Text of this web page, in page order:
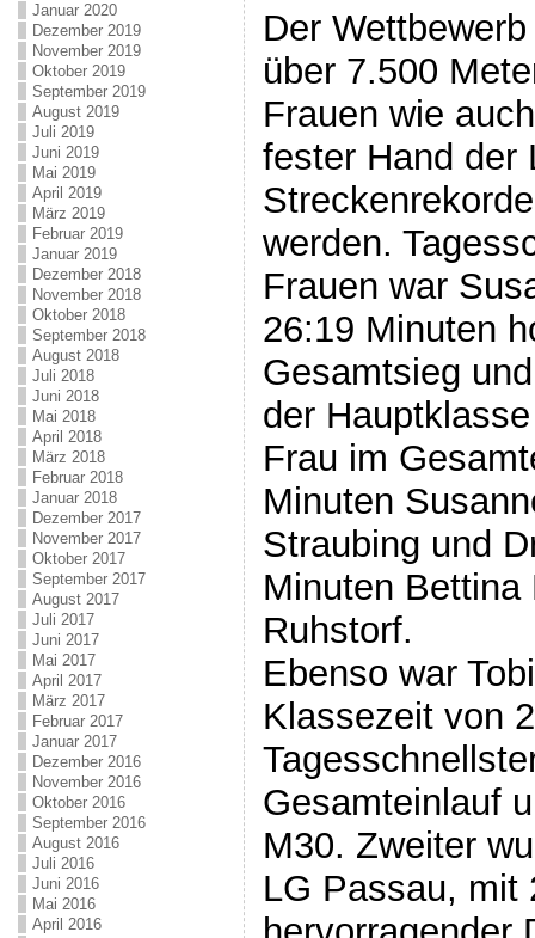
Januar 2020
Dezember 2019
November 2019
Oktober 2019
September 2019
August 2019
Juli 2019
Juni 2019
Mai 2019
April 2019
März 2019
Februar 2019
Januar 2019
Dezember 2018
November 2018
Oktober 2018
September 2018
August 2018
Juli 2018
Juni 2018
Mai 2018
April 2018
März 2018
Februar 2018
Januar 2018
Dezember 2017
November 2017
Oktober 2017
September 2017
August 2017
Juli 2017
Juni 2017
Mai 2017
April 2017
März 2017
Februar 2017
Januar 2017
Dezember 2016
November 2016
Oktober 2016
September 2016
August 2016
Juli 2016
Juni 2016
Mai 2016
April 2016
Der
über 7.500
Frauen wie
fester Hand der
werden.
Frauen war
26:19 Minuten
Gesamtsieg
der
Frau im
Minuten
Straubing und
Minuten
Ruhstorf.
Ebenso war
Klassezeit von
Gesamteinlauf
M30. Zweiter
LG Passau, mit